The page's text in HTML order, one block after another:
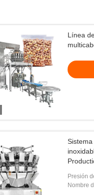
Línea
Presión
Nombre